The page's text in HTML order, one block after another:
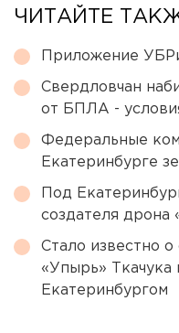
ЧИТАЙТЕ
Приложение
Свердловчан
от БПЛА -
Федеральные
Екатеринбурге
Под
создателя дрона
Стало известно о
«Упырь» Ткачука
Екатеринбургом